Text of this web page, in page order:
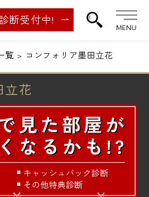
断受付中!
MENU
覧 コンフォリア墨田立花
立花